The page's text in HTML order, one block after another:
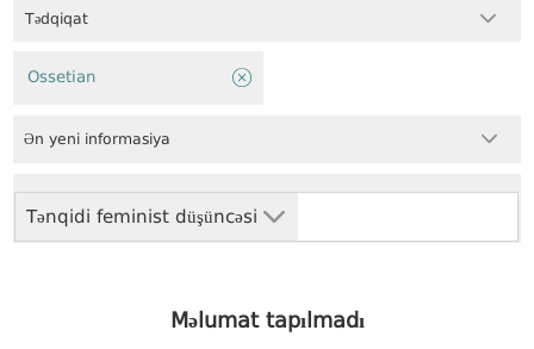
Tədqiqat
Tənqidi feminist düşüncəsi
Ossetian
Ən yeni informasiya
Məlumat tapılmadı